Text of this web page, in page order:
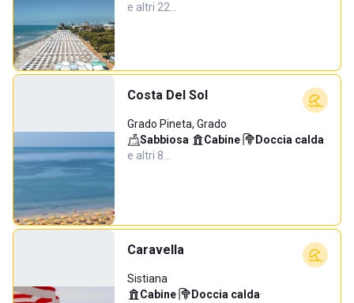
e altri 22…
Costa Del Sol
Grado Pineta, Grado
Sabbiosa· Cabine· Doccia calda·
e altri 8…
Caravella
Sistiana
Cabine· Doccia calda·